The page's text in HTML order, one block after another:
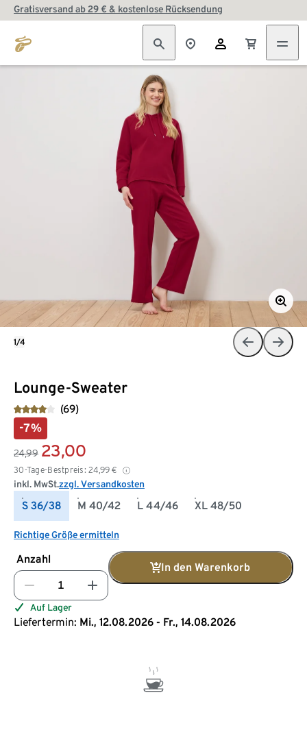
Gratisversand ab 29 € & kostenlose Rücksendung
Lounge-Sweater
(69)
-7%
24,99 23,00
30-Tage-Bestpreis: 24,99 €
inkl. MwSt.zzgl. Versandkosten
S 36/38 M 40/42 L 44/46 XL 48/50
Richtige Größe ermitteln
Anzahl
In den Warenkorb
Auf Lager
Liefertermin: Mi., 12.08.2026 - Fr., 14.08.2026
1/4